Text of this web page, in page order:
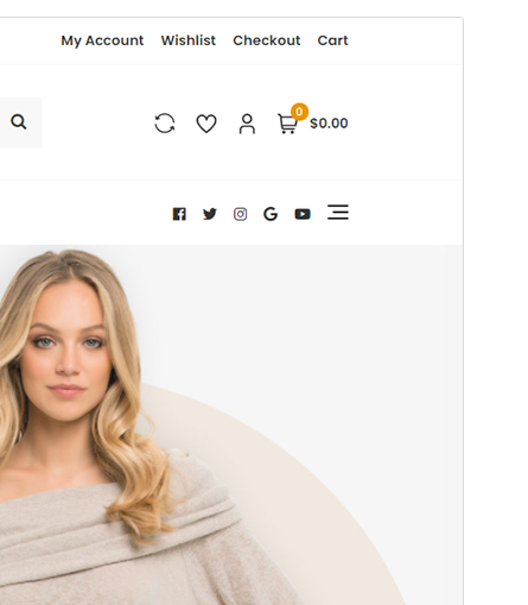
Tema comercial
Pré-visualizar Descarregar
Tema dependente de Bosa.
Versão
Última actualização
Instalações activas
Versão do WordPress
Versão do PHP
Página inicial do tema